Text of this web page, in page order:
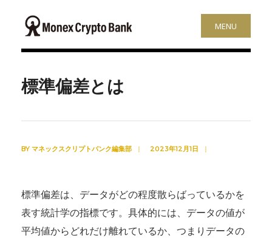
MENU
標準偏差とは
BY マネックスクリプトバンク編集部 | 2023年12月1日 |
標準偏差は、データがどの程度散らばっているかを
表す統計学の指標です。具体的には、データの値が
平均値からどれだけ離れているか、つまりデータの